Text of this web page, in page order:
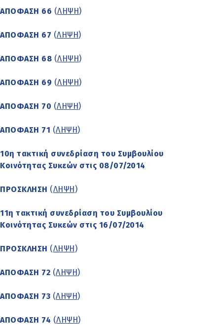
ΑΠΟΦΑΣΗ 66 (ΛΗΨΗ )
ΑΠΟΦΑΣΗ 67 (ΛΗΨΗ )
ΑΠΟΦΑΣΗ 68 (ΛΗΨΗ )
ΑΠΟΦΑΣΗ 69 (ΛΗΨΗ )
ΑΠΟΦΑΣΗ 70 (ΛΗΨΗ )
ΑΠΟΦΑΣΗ 71 (ΛΗΨΗ )
10η τακτική συνεδρίαση του Συμβουλίου
Κοινότητας Συκεών στις 08/07/2014
ΠΡΟΣΚΛΗΣΗ (ΛΗΨΗ )
11η τακτική συνεδρίαση του Συμβουλίου
Κοινότητας Συκεών στις 16/07/2014
ΠΡΟΣΚΛΗΣΗ (ΛΗΨΗ )
ΑΠΟΦΑΣΗ 72 (ΛΗΨΗ )
ΑΠΟΦΑΣΗ 73 (ΛΗΨΗ )
ΑΠΟΦΑΣΗ 74 (ΛΗΨΗ )